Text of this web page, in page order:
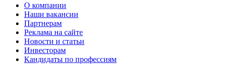
О компании
Наши вакансии
Партнерам
Реклама на сайте
Новости и статьи
Инвесторам
Кандидаты по профессиям